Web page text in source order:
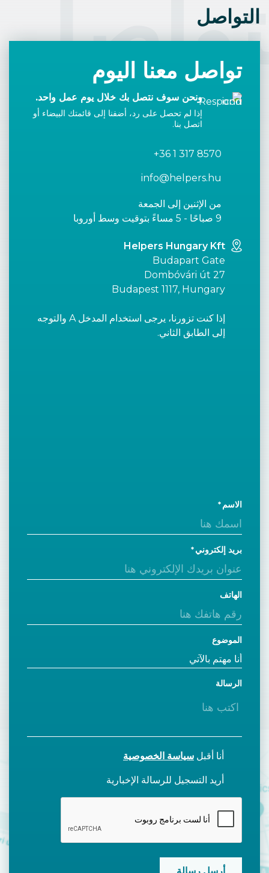
التواصل
تواصل معنا اليوم
ونحن سوف نتصل بك خلال يوم عمل واحد.
إذا لم تحصل على رد، أضفنا إلى قائمتك البيضاء أو
اتصل بنا.
+36 1 317 8570
info@helpers.hu
من الإثنين إلى الجمعة
9 صباحًا - 5 مساءً بتوقيت وسط أوروبا
Helpers Hungary Kft
Budapart Gate
Dombóvári út 27
Budapest 1117, Hungary
إذا كنت تزورنا، يرجى استخدام المدخل A والتوجه
إلى الطابق الثاني.
الاسم
بريد إلكتروني
الهاتف
الموضوع
الرسالة
أنا أقبل سياسة الخصوصية
أريد التسجيل للرسالة الإخبارية
CAPTCHA